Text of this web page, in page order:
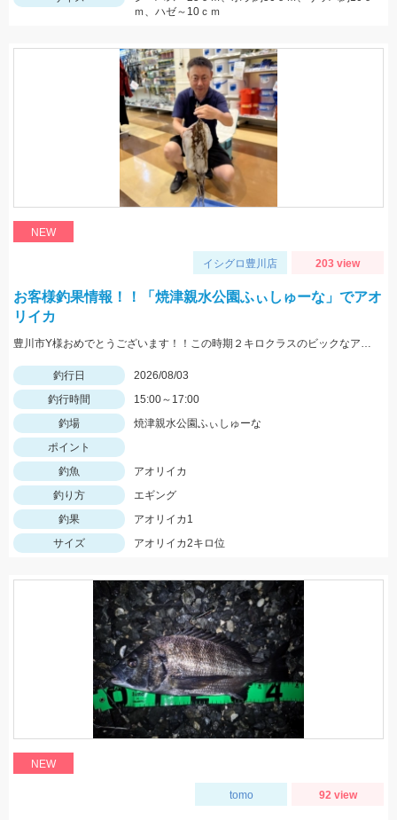
ｍ、ハゼ～10ｃｍ
NEW
イシグロ豊川店 203 view
お客様釣果情報！！「焼津親水公園ふぃしゅーな」でアオ
リイカ
豊川市Y様おめでとうございます！！この時期２キロクラスのビックなアオリイカを見事に仕留められました！！ 釣れているのが500ｇクラスの情報だったので、ヒットした瞬間はエイかと思ったそうです。
釣行日
2026/08/03
釣行時間
15:00～17:00
釣場
焼津親水公園ふぃしゅーな
ポイント
釣魚
アオリイカ
釣り方
エギング
釣果
アオリイカ1
サイズ
アオリイカ2キロ位
NEW
tomo 92 view